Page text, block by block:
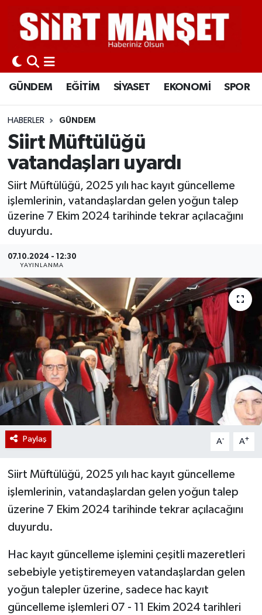
GÜNDEM EĞİTİM SİYASET EKONOMİ SPOR
HABERLER GÜNDEM
Siirt Müftülüğü
vatandaşları uyardı
Siirt Müftülüğü, 2025 yılı hac kayıt güncelleme
işlemlerinin, vatandaşlardan gelen yoğun talep
üzerine 7 Ekim 2024 tarihinde tekrar açılacağını
duyurdu.
07.10.2024 - 12:30
YAYINLANMA
Paylaş A- A+
Siirt Müftülüğü, 2025 yılı hac kayıt güncelleme
işlemlerinin, vatandaşlardan gelen yoğun talep
üzerine 7 Ekim 2024 tarihinde tekrar açılacağını
duyurdu.
Hac kayıt güncelleme işlemini çeşitli mazeretleri
sebebiyle yetiştiremeyen vatandaşlardan gelen
yoğun talepler üzerine, sadece hac kayıt
güncelleme işlemleri 07 - 11 Ekim 2024 tarihleri
GÜNDEM
EĞİTİM
SİYASET
EKONOMİ
SPOR
İLÇELER
SAĞLIK-YAŞAM
Siirt Nöbetçi Eczaneler
Siirt Hava Durumu
Siirt Namaz Vakitleri
Siirt Trafik Yoğunluk Haritası
Süper Lig Puan Durumu ve Fikstür
Tüm Manşetler
Haber Arşivi